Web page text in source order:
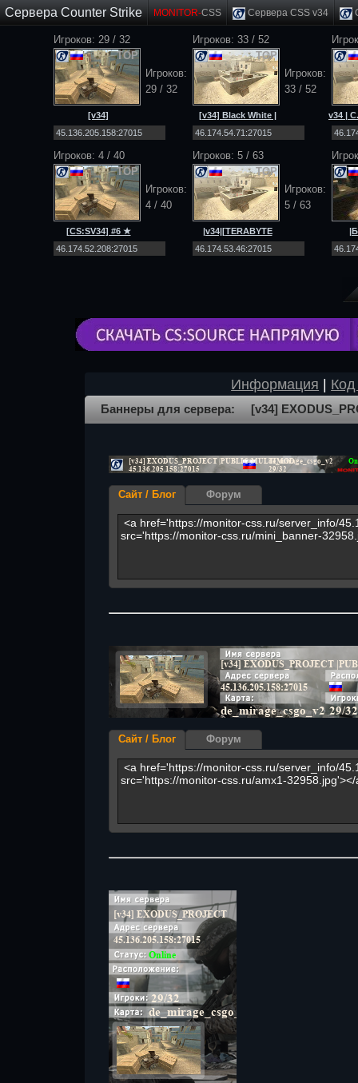
Сервера Counter Strike MONITOR-CSS Сервера CSS v34
Игроков: 29 / 32
TOP
Игроков:
29 / 32
[v34]
EXODUS_PROJECT
|PUBLIC|MULTIMOD|
Игроков: 33 / 52
TOP
Игроков:
33 / 52
[v34] Black White |
PUBLIC [18+]
v34 |
|
Игроков: 4 / 40
TOP
Игроков:
4 / 40
[CS:SV34] #6 ★
PUBLIC ★
BLACKDOLPHIN.RU ★
Игроков: 5 / 63
TOP
Игроков:
5 / 63
|v34|[TERABYTE
PROJECT [72RUS] 18+
Информация
Баннеры для сервера: [v34]
Сайт / Блог Форум
Сайт / Блог Форум